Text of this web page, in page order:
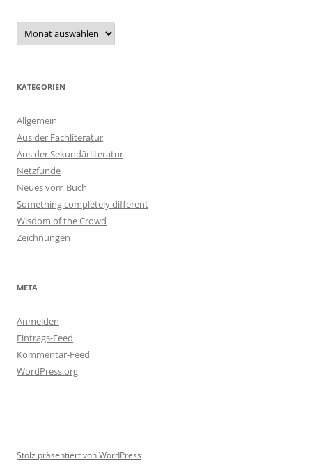
Archiv
KATEGORIEN
Allgemein
Aus der Fachliteratur
Aus der Sekundärliteratur
Netzfunde
Neues vom Buch
Something completely different
Wisdom of the Crowd
Zeichnungen
META
Anmelden
Eintrags-Feed
Kommentar-Feed
WordPress.org
Stolz präsentiert von WordPress